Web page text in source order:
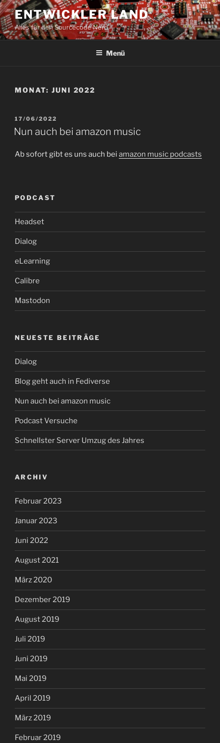
Zum
Inhalt
springen
ENTWICKLER LAND
Alles für den Sourcecode Nerd
Menü
MONAT: JUNI 2022
VERÖFFENTLICHT
AM
17/06/2022
Nun auch bei amazon music
Ab sofort gibt es uns auch bei amazon music podcasts
PODCAST
Headset
Dialog
eLearning
Calibre
Mastodon
NEUESTE BEITRÄGE
Dialog
Blog geht auch in Fediverse
Nun auch bei amazon music
Podcast Versuche
Schnellster Server Umzug des Jahres
ARCHIV
Februar 2023
Januar 2023
Juni 2022
August 2021
März 2020
Dezember 2019
August 2019
Juli 2019
Juni 2019
Mai 2019
April 2019
März 2019
Februar 2019